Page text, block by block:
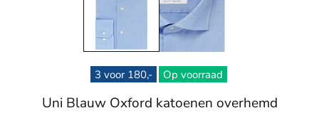
3 voor 180,- Op voorraad
Uni Blauw Oxford katoenen overhemd